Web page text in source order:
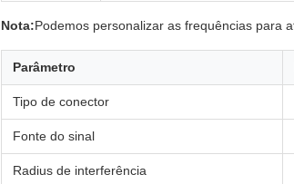
Nota:Podemos personalizar as frequências para
Parâmetro
Tipo de conector
Fonte do sinal
Radius de interferência